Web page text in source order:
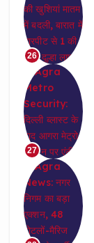
26
27